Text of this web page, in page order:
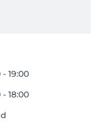
19:00
18:00